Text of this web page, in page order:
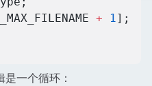
+ 1];
是一个循环：